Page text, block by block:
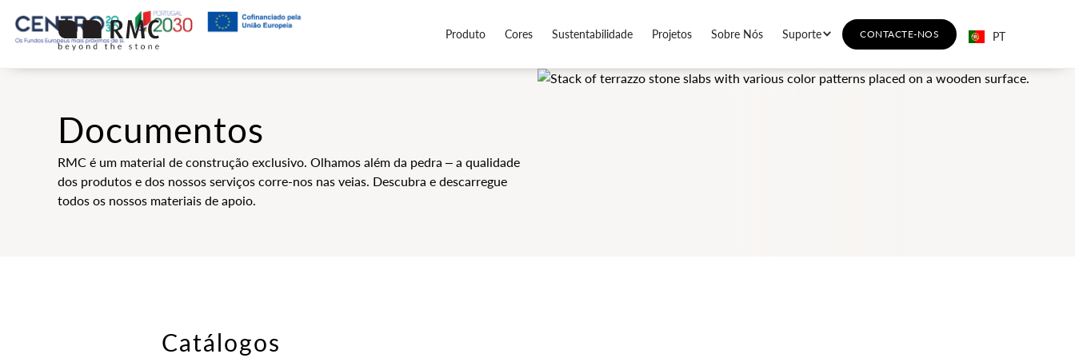
Produto Cores Sustentabilidade Projetos Sobre Nós Suporte CONTACTE-NOS PT
Documentos
RMC é um material de construção exclusivo. Olhamos além da pedra – a qualidade
dos produtos e dos nossos serviços corre-nos nas veias. Descubra e descarregue
todos os nossos materiais de apoio.
Catálogos